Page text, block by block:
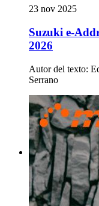
23 nov 2025
Suzuki e-
2026
Autor del texto:
Serrano